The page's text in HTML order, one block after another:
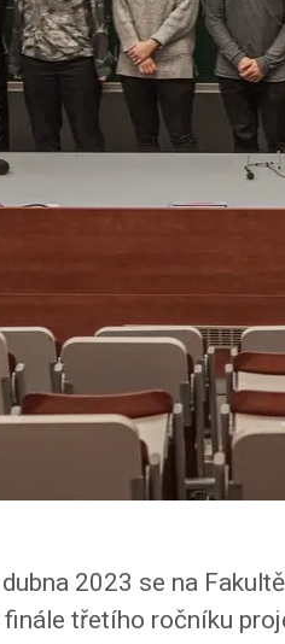
dubna 2023 se na
finále třetího ročníku